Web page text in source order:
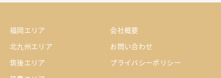
福岡エリア
北九州エリア
筑後エリア
会社概要
お問い合わせ
プライバシーポリシー